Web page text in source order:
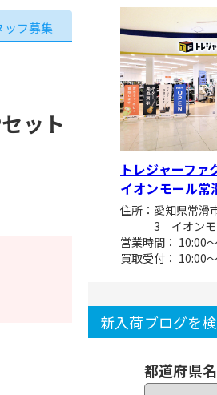
ッフ募集
ット
トレジャーファ
イオンモール常
住所：愛知県常滑
3 イオンモ
営業時間： 10:00
買取受付： 10:00
新入荷ブログを
都道府県名